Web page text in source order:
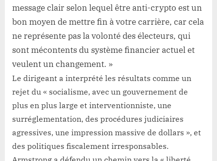
message clair selon lequel être anti-crypto est un
bon moyen de mettre fin à votre carrière, car cela
ne représente pas la volonté des électeurs, qui
sont mécontents du système financier actuel et
veulent un changement. »
Le dirigeant a interprété les résultats comme un
rejet du « socialisme, avec un gouvernement de
plus en plus large et interventionniste, une
surréglementation, des procédures judiciaires
agressives, une impression massive de dollars », et
des politiques fiscalement irresponsables.